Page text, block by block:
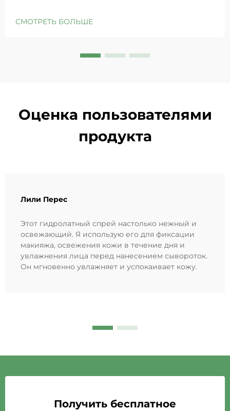
восстанавливает барьеры чувствительной кожи.
СМОТРЕТЬ БОЛЬШЕ
Оценка пользователями
продукта
Лили Перес
Этот гидролатный спрей настолько нежный и
освежающий. Я использую его для фиксации
макияжа, освежения кожи в течение дня и
увлажнения лица перед нанесением сывороток.
Он мгновенно увлажняет и успокаивает кожу.
Получить бесплатное